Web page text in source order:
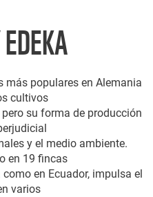
más populares en Alemania
cultivos
su forma de producción
y el medio ambiente.
en 19 fincas
en Ecuador, impulsa el
varios